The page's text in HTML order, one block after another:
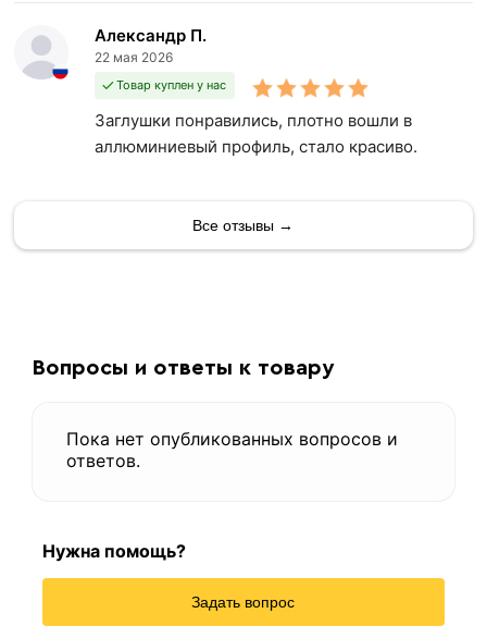
Александр П.
22 мая 2026
Товар куплен у нас
Заглушки понравились, плотно вошли в
аллюминиевый профиль, стало красиво.
Все отзывы →
Вопросы и ответы к товару
Пока нет опубликованных вопросов и
ответов.
Нужна помощь?
Задать вопрос